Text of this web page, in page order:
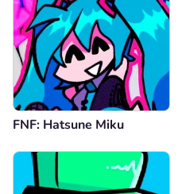
FNF: Hatsune Miku